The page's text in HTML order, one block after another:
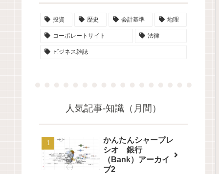
投資 歴史 会計基準 地理
コーポレートサイト 法律
ビジネス雑誌
人気記事-知識（月間）
かんたんシャープレ
シオ 銀行
（Bank）アーカイ
ブ2